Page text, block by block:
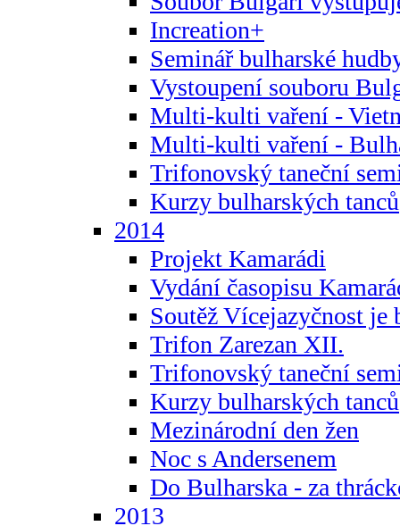
Increation+
Seminář bulharské
Vystoupení souboru
Multi-kulti vaření -
Multi-kulti vaření -
Trifonovský taneční
Kurzy bulharských tanců
2014
Projekt Kamarádi
Vydání časopisu
Soutěž Vícejazyčnost je
Trifon Zarezan XII.
Trifonovský taneční
Kurzy bulharských tanců
Mezinárodní den žen
Noc s Andersenem
Do Bulharska - za
2013